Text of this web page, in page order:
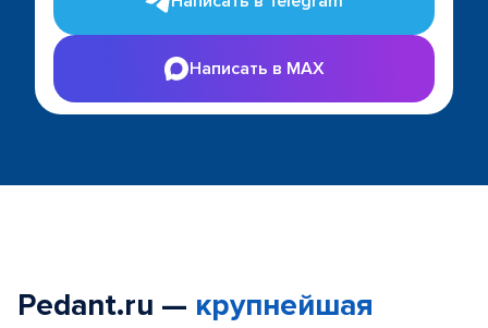
Написать в MAX
Pedant.ru — крупнейшая